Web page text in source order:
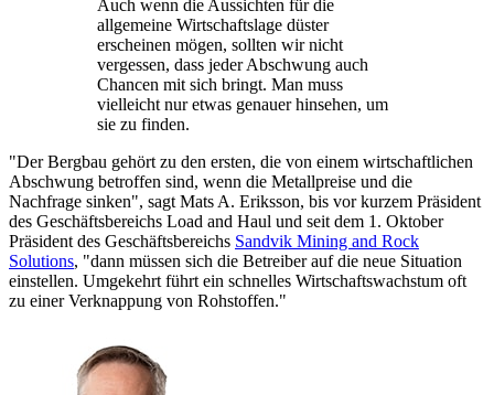
Auch wenn die Aussichten für die
allgemeine Wirtschaftslage düster
erscheinen mögen, sollten wir nicht
vergessen, dass jeder Abschwung auch
Chancen mit sich bringt. Man muss
vielleicht nur etwas genauer hinsehen, um
sie zu finden.
"Der Bergbau gehört zu den ersten, die von einem wirtschaftlichen
Abschwung betroffen sind, wenn die Metallpreise und die
Nachfrage sinken", sagt Mats A. Eriksson, bis vor kurzem Präsident
des Geschäftsbereichs Load and Haul und seit dem 1. Oktober
Präsident des Geschäftsbereichs Sandvik Mining and Rock
Solutions, "dann müssen sich die Betreiber auf die neue Situation
einstellen. Umgekehrt führt ein schnelles Wirtschaftswachstum oft
zu einer Verknappung von Rohstoffen."